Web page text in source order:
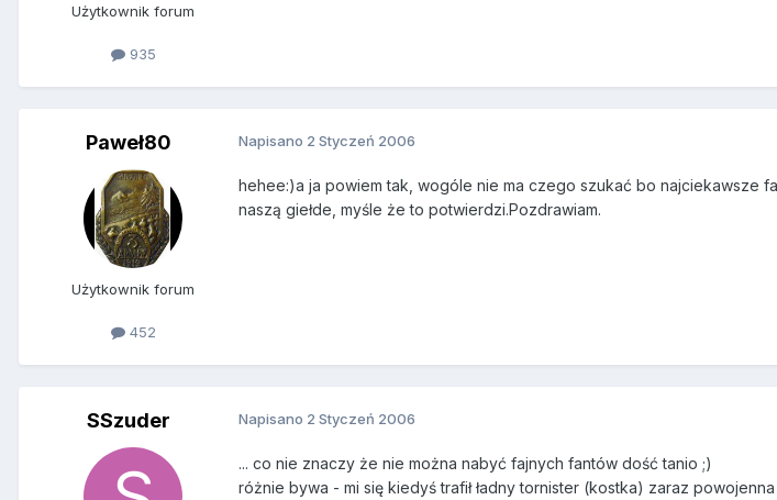
Użytkownik forum
935
Paweł80
Użytkownik forum
452
Napisano 2 Styczeń 2006
hehee:)a ja powiem tak, wogóle nie ma czego szukać bo najciekawsze
naszą giełde, myśle że to potwierdzi.Pozdrawiam.
SSzuder Napisano 2 Styczeń 2006
... co nie znaczy że nie można nabyć fajnych fantów dość tanio ;)
różnie bywa - mi się kiedyś trafił ładny tornister (kostka) zaraz